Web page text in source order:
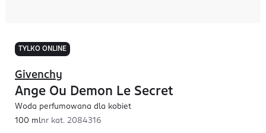
TYLKO ONLINE
Givenchy
Ange Ou Demon Le Secret
Woda perfumowana dla kobiet
100 mlnr kat. 2084316